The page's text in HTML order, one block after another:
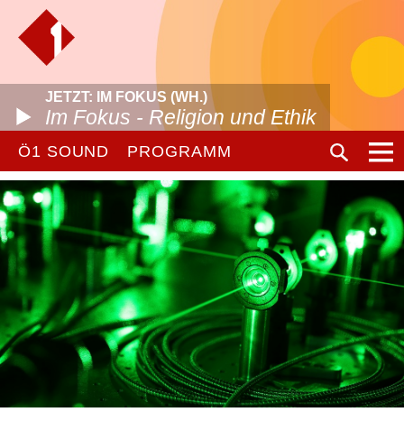
JETZT: IM FOKUS (WH.)
Im Fokus - Religion und Ethik
Ö1 SOUND PROGRAMM